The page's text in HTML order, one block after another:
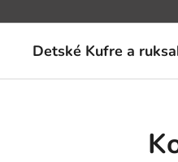
Detské Kufre a